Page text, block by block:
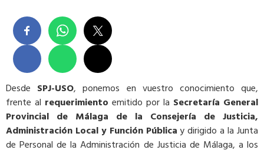
Desde SPJ-USO, ponemos en vuestro conocimiento que,
frente al requerimiento emitido por la Secretaría General
Provincial de Málaga de la Consejería de Justicia,
Administración Local y Función Públicay dirigido a la Junta
de Personal de la Administración de Justicia de Málaga, a los